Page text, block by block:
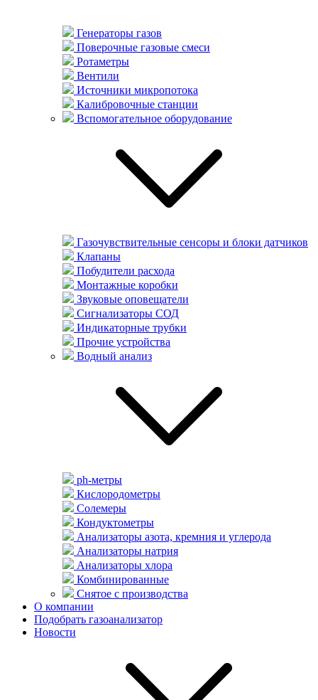
Генераторы газов
Поверочные газовые смеси
Ротаметры
Вентили
Источники микропотока
Калибровочные станции
Вспомогательное оборудование
Газочувствительные сенсоры и блоки датчиков
Клапаны
Побудители расхода
Монтажные коробки
Звуковые оповещатели
Сигнализаторы СОД
Индикаторные трубки
Прочие устройства
Водный анализ
ph-метры
Кислородометры
Солемеры
Кондуктометры
Анализаторы азота, кремния и углерода
Анализаторы натрия
Анализаторы хлора
Комбинированные
Снятое с производства
О компании
Подобрать газоанализатор
Новости